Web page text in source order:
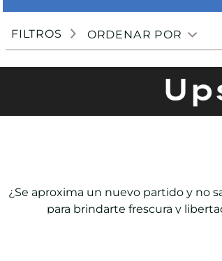
FILTROS ORDENAR POR
¿Se aproxima un nuevo partido y no
para brindarte frescura y
Elígelas en cuello redondo, con
de tiro alto y chaquetas con bolsillos